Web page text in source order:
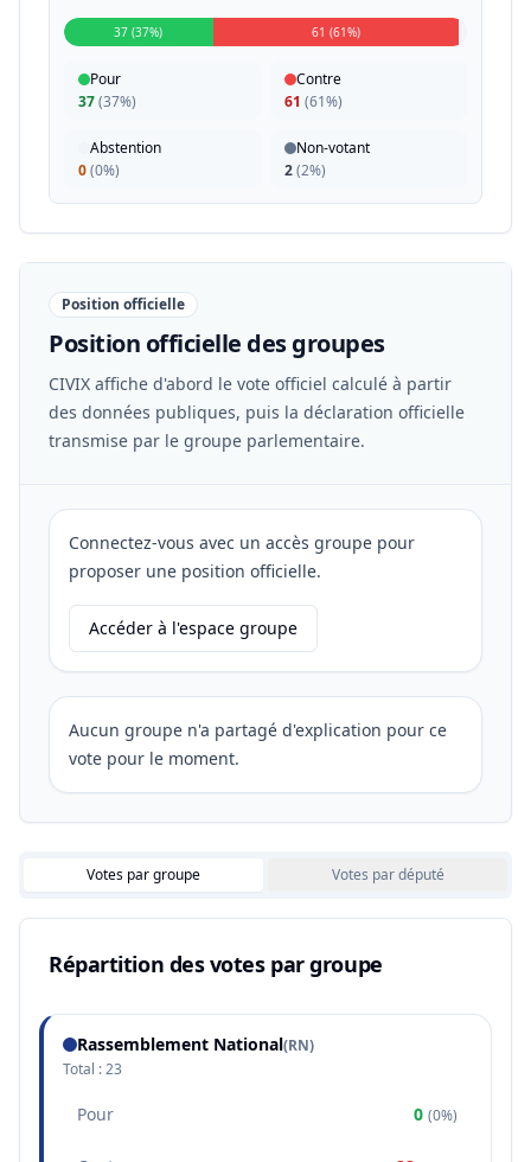
37 (37%) 61 (61%)
Pour
37(37%)
Contre
61 (61%)
Abstention
0(0%)
Non-votant
2(2%)
Position officielle
Position officielle des groupes
CIVIX affiche d'abord le vote officiel calculé à partir
des données publiques, puis la déclaration officielle
transmise par le groupe parlementaire.
Connectez-vous avec un accès groupe pour
proposer une position officielle.
Accéder à l'espace groupe
Aucun groupe n'a partagé d'explication pour ce
vote pour le moment.
Votes par groupe Votes par député
Répartition des votes par groupe
Rassemblement National(RN)
Total :23
Pour 0 (0%)